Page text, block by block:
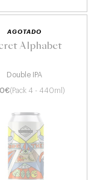
AGOTADO
Alphabet
Double IPA
€(Pack 4 - 440ml)